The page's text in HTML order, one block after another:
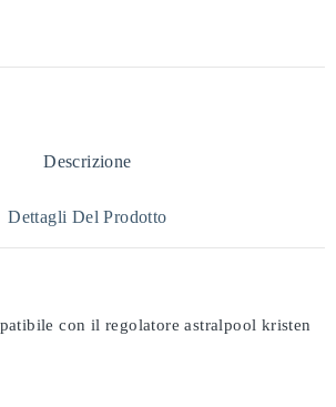
Descrizione
Dettagli Del Prodotto
con il regolatore astralpool kristen